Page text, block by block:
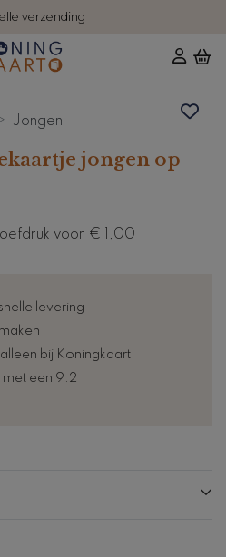
verzending
Jongen
jongen op
voor € 1,00
levering
bij Koningkaart
met een 9.2